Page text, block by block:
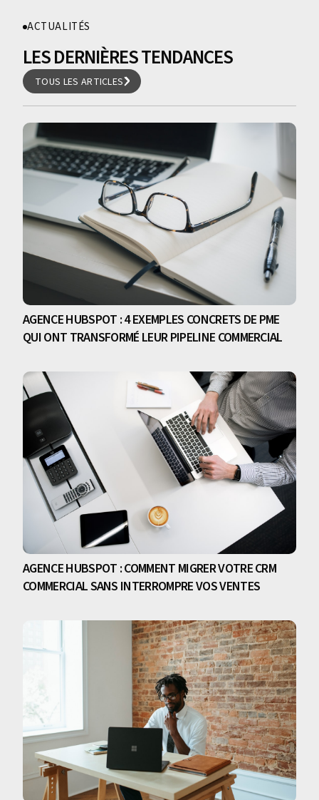
ACTUALITÉS
LES DERNIÈRES TENDANCES
TOUS LES ARTICLES
TOUS LES ARTICLES
AGENCE HUBSPOT : 4 EXEMPLES CONCRETS DE PME
QUI ONT TRANSFORMÉ LEUR PIPELINE COMMERCIAL
AGENCE HUBSPOT : COMMENT MIGRER VOTRE CRM
COMMERCIAL SANS INTERROMPRE VOS VENTES